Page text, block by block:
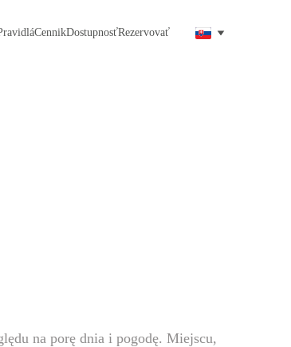
CennikDostupnosťRezervovať
na porę dnia i pogodę. Miejscu,